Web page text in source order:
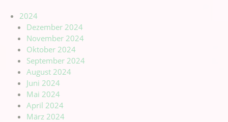
2024
Dezember 2024
November 2024
Oktober 2024
September 2024
August 2024
Juni 2024
Mai 2024
April 2024
März 2024